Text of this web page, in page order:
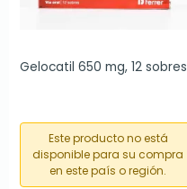
Gelocatil 650 mg, 12 sobres
Este producto no está
disponible para su compra
en este país o región.